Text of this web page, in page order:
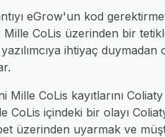
eGrow'un kod
Mille CoLis üzerinden bir
ihtiyaç duymadan
CoLis kayıtlarını Coliaty
CoLis içindeki bir olayı
üzerinden uyarmak ve